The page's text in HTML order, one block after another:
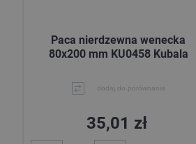
Paca nierdzewna wenecka
80x200 mm KU0458 Kubala
dodaj do porównania
35,01 zł